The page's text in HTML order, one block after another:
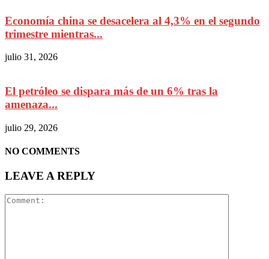
Economía china se desacelera al 4,3% en el segundo
trimestre mientras...
julio 31, 2026
El petróleo se dispara más de un 6% tras la
amenaza...
julio 29, 2026
NO COMMENTS
LEAVE A REPLY